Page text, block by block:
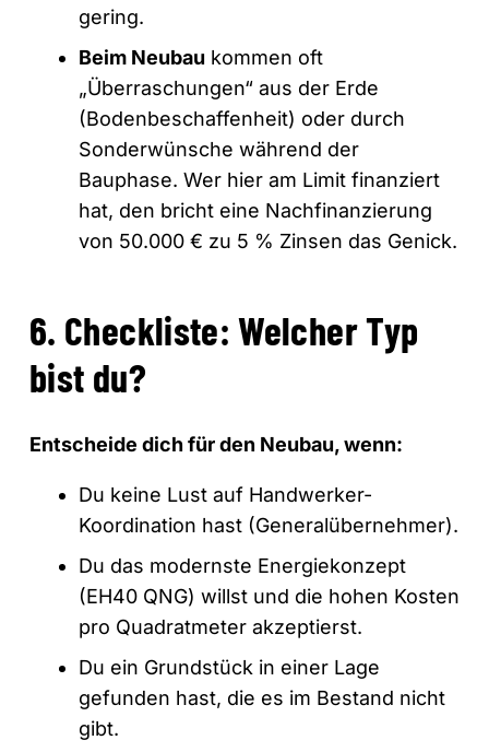
gering.
Beim Neubau kommen oft
„Überraschungen“ aus der Erde
(Bodenbeschaffenheit) oder durch
Sonderwünsche während der
Bauphase. Wer hier am Limit finanziert
hat, den bricht eine Nachfinanzierung
von 50.000 € zu 5 % Zinsen das Genick.
6. Checkliste: Welcher Typ
bist du?
Entscheide dich für den Neubau, wenn:
Du keine Lust auf Handwerker-
Koordination hast (Generalübernehmer).
Du das modernste Energiekonzept
(EH40 QNG) willst und die hohen Kosten
pro Quadratmeter akzeptierst.
Du ein Grundstück in einer Lage
gefunden hast, die es im Bestand nicht
gibt.